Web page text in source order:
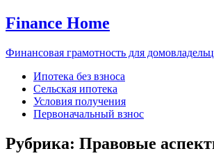
Finance Home
Финансовая грамотность для
Ипотека без взноса
Сельская ипотека
Условия получения
Первоначальный взнос
Рубрика: Правовые